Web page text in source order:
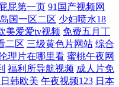
视频自拍毛片 91偷拍在线 欧
www国产 92极品少妇午夜福利
站
屁第一页 91国产视频网
国一区二区 少妇喷水18
美爱爱tv视频 免费五月丁
二区 三级黄色片网站 综合
理片在哪里看 蜜桃午夜网
福利所导航视频 成人片免
韩欧美 午夜视频123 日本